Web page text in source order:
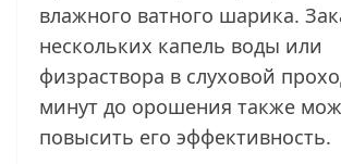
влажного ватного шарика.
нескольких капель воды или
физраствора в слуховой
минут до орошения также
повысить его эффективность.